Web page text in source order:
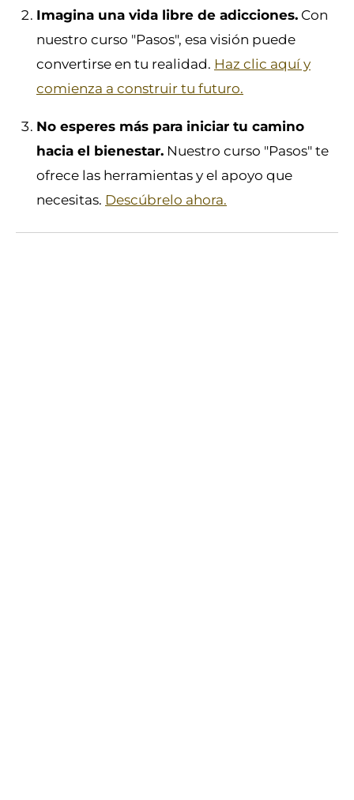
Imagina una vida libre de adicciones. Con
nuestro curso "Pasos", esa visión puede
convertirse en tu realidad. Haz clic aquí y
comienza a construir tu futuro.
No esperes más para iniciar tu camino
hacia el bienestar. Nuestro curso "Pasos" te
ofrece las herramientas y el apoyo que
necesitas. Descúbrelo ahora.